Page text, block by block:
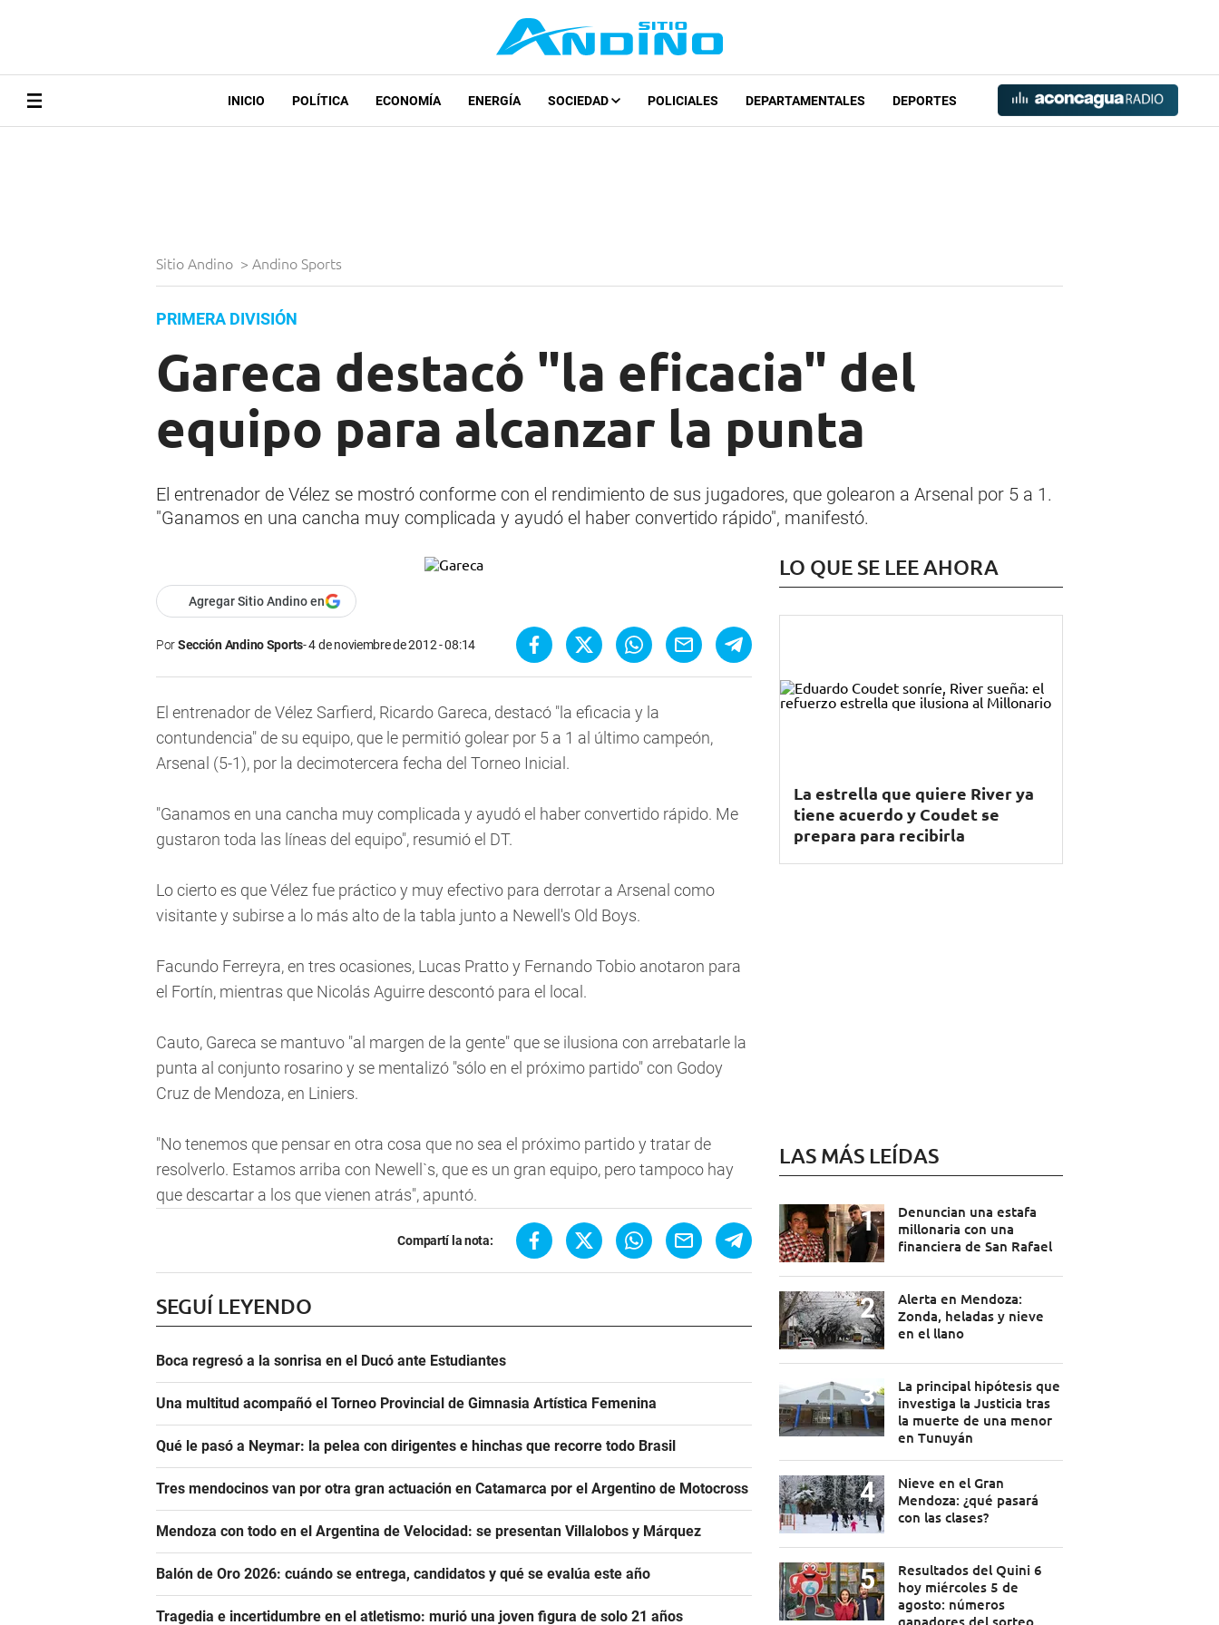
INICIO POLÍTICA ECONOMÍA ENERGÍA SOCIEDAD POLICIALES DEPARTAMENTALES DEPORTES
Sitio Andino > Andino Sports
PRIMERA DIVISIÓN
Gareca destacó "la eficacia" del
equipo para alcanzar la punta
El entrenador de Vélez se mostró conforme con el rendimiento de sus jugadores, que golearon a Arsenal por 5 a 1.
"Ganamos en una cancha muy complicada y ayudó el haber convertido rápido", manifestó.
Agregar Sitio Andino en
PorSección Andino Sports 4 de noviembre de 2012 - 08:14
El entrenador de Vélez Sarfierd, Ricardo Gareca, destacó "la eficacia y la
contundencia" de su equipo, que le permitió golear por 5 a 1 al último campeón,
Arsenal (5-1), por la decimotercera fecha del Torneo Inicial.
"Ganamos en una cancha muy complicada y ayudó el haber convertido rápido. Me
gustaron toda las líneas del equipo", resumió el DT.
Lo cierto es que Vélez fue práctico y muy efectivo para derrotar a Arsenal como
visitante y subirse a lo más alto de la tabla junto a Newell's Old Boys.
Facundo Ferreyra, en tres ocasiones, Lucas Pratto y Fernando Tobio anotaron para
el Fortín, mientras que Nicolás Aguirre descontó para el local.
Cauto, Gareca se mantuvo "al margen de la gente" que se ilusiona con arrebatarle la
punta al conjunto rosarino y se mentalizó "sólo en el próximo partido" con Godoy
Cruz de Mendoza, en Liniers.
"No tenemos que pensar en otra cosa que no sea el próximo partido y tratar de
resolverlo. Estamos arriba con Newell`s, que es un gran equipo, pero tampoco hay
que descartar a los que vienen atrás", apuntó.
Compartí la nota:
SEGUÍ LEYENDO
Boca regresó a la sonrisa en el Ducó ante Estudiantes
Una multitud acompañó el Torneo Provincial de Gimnasia Artística Femenina
Qué le pasó a Neymar: la pelea con dirigentes e hinchas que recorre todo Brasil
Tres mendocinos van por otra gran actuación en Catamarca por el Argentino de Motocross
Mendoza con todo en el Argentina de Velocidad: se presentan Villalobos y Márquez
Balón de Oro 2026: cuándo se entrega, candidatos y qué se evalúa este año
Tragedia e incertidumbre en el atletismo: murió una joven figura de solo 21 años
LO QUE SE LEE AHORA
La estrella que quiere River ya
tiene acuerdo y Coudet se
prepara para recibirla
LAS MÁS LEÍDAS
Denuncian una estafa
millonaria con una
financiera de San Rafael
Alerta en Mendoza:
Zonda, heladas y nieve
en el llano
La principal hipótesis que
investiga la Justicia tras
la muerte de una menor
en Tunuyán
Nieve en el Gran
Mendoza: ¿qué pasará
con las clases?
Resultados del Quini 6
hoy miércoles 5 de
agosto: números